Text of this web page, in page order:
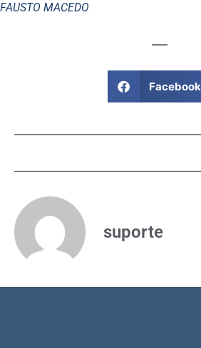
FAUSTO MACEDO
Facebook
suporte